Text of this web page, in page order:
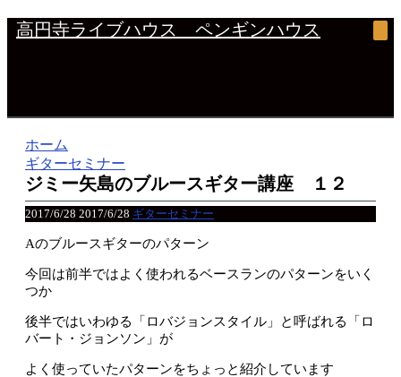
高円寺ライブハウス ペンギンハウス
ホーム
ギターセミナー
ジミー矢島のブルースギター講座 １２
2017/6/28 2017/6/28 ギターセミナー
Aのブルースギターのパターン
今回は前半ではよく使われるベースランのパターンをいく
つか
後半ではいわゆる「ロバジョンスタイル」と呼ばれる「ロ
バート・ジョンソン」が
よく使っていたパターンをちょっと紹介しています